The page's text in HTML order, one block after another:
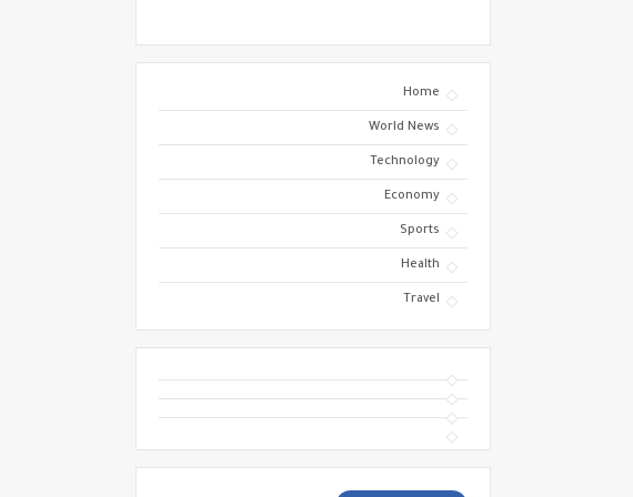
Home
World News
Technology
Economy
Sports
Health
Travel